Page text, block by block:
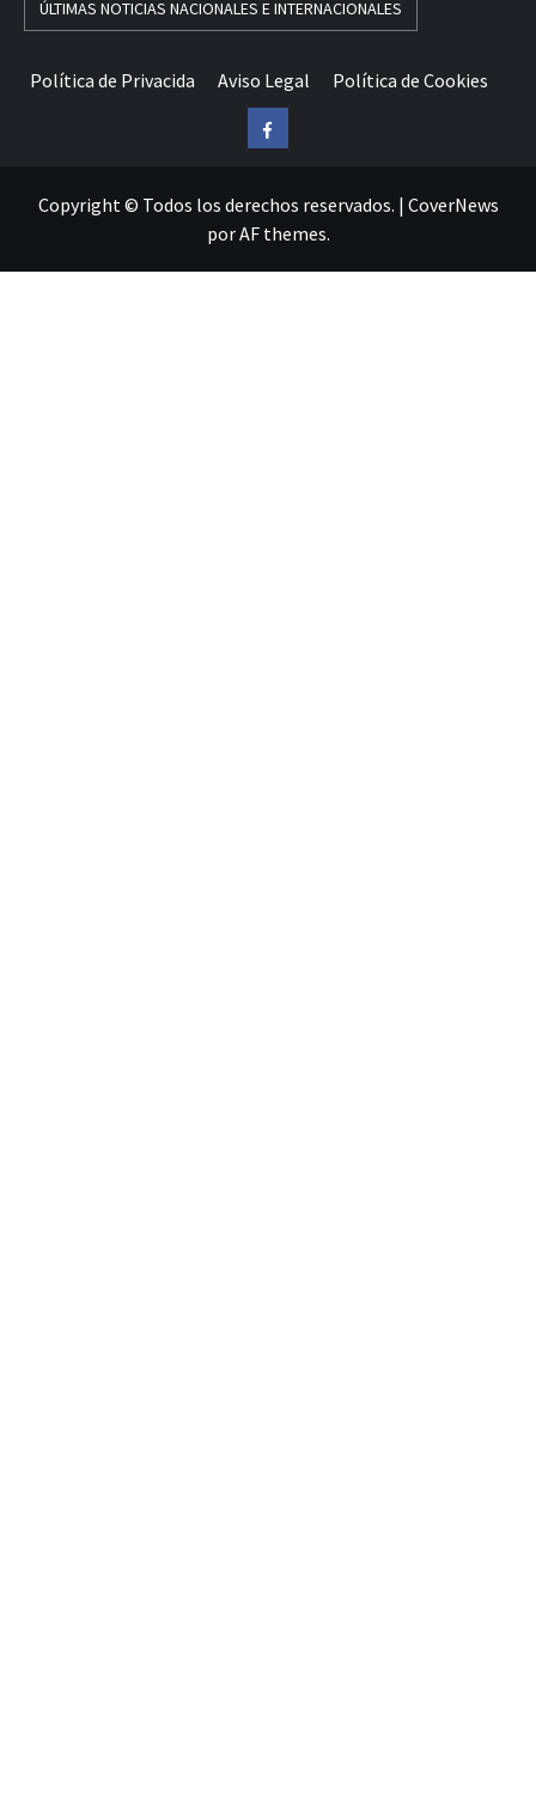
ÚLTIMAS NOTICIAS NACIONALES E INTERNACIONALES
Política de Privacida Aviso Legal Política de Cookies
Facebook
Copyright © Todos los derechos reservados. | CoverNews
por AF themes.